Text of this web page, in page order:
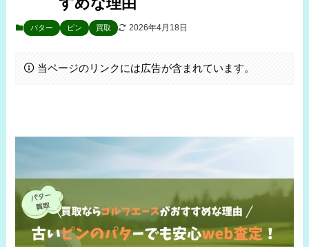
パター ピン 買取 2026年4月18日
当ページのリンクには広告が含まれています。